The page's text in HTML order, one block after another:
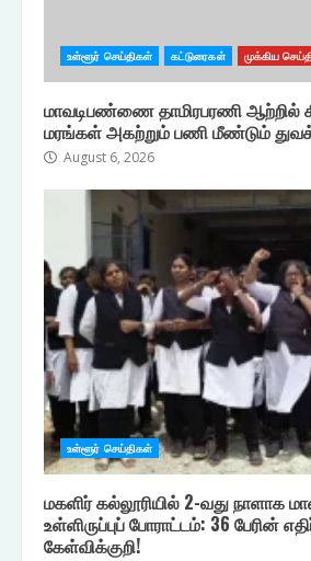
உள்ளூர் செய்திகள் கட்டுரைகள் முக்கிய
மாவடிபண்ணை தாமிரபரணி ஆற்றில்
மரங்கள் அகற்றும் பணி மீண்டும்
August 6, 2026
உள்ளூர் செய்திகள்
மகளிர் கல்லூரியில் 2-வது நாளாக
உள்ளிருப்புப் போராட்டம்: 36 பேரின்
கேள்விக்குறி!